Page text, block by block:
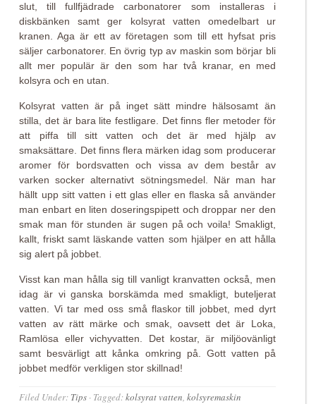
slut, till fullfjädrade carbonatorer som installeras i
diskbänken samt ger kolsyrat vatten omedelbart ur
kranen. Aga är ett av företagen som till ett hyfsat pris
säljer carbonatorer. En övrig typ av maskin som börjar bli
allt mer populär är den som har två kranar, en med
kolsyra och en utan.
Kolsyrat vatten är på inget sätt mindre hälsosamt än
stilla, det är bara lite festligare. Det finns fler metoder för
att piffa till sitt vatten och det är med hjälp av
smaksättare. Det finns flera märken idag som producerar
aromer för bordsvatten och vissa av dem består av
varken socker alternativt sötningsmedel. När man har
hällt upp sitt vatten i ett glas eller en flaska så använder
man enbart en liten doseringspipett och droppar ner den
smak man för stunden är sugen på och voila! Smakligt,
kallt, friskt samt läskande vatten som hjälper en att hålla
sig alert på jobbet.
Visst kan man hålla sig till vanligt kranvatten också, men
idag är vi ganska borskämda med smakligt, buteljerat
vatten. Vi tar med oss små flaskor till jobbet, med dyrt
vatten av rätt märke och smak, oavsett det är Loka,
Ramlösa eller vichyvatten. Det kostar, är miljöovänligt
samt besvärligt att kånka omkring på. Gott vatten på
jobbet medför verkligen stor skillnad!
Filed Under: Tips · Tagged:kolsyrat vatten,kolsyremaskin